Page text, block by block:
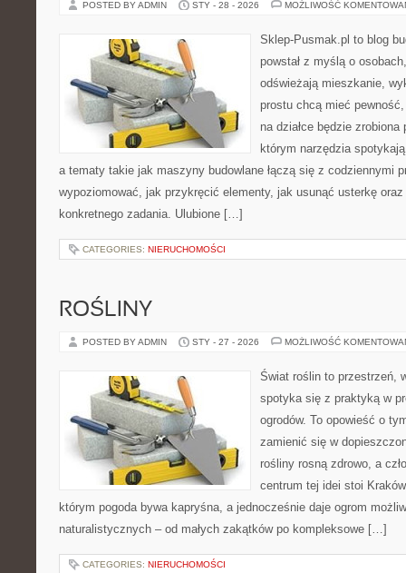
POSTED BY ADMIN STY - 28 - 2026 MOŻLIWOŚĆ
Sklep-Pusmak.pl to blog
powstał z myślą o
odświeżają mieszkanie,
prostu chcą mieć
na działce będzie
którym narzędzia
a tematy takie jak maszyny budowlane łączą się z codziennymi
wypoziomować, jak przykręcić elementy, jak usunąć usterkę oraz
konkretnego zadania. Ulubione […]
CATEGORIES: NIERUCHOMOŚCI
ROŚLINY
POSTED BY ADMIN STY - 27 - 2026 MOŻLIWOŚĆ
Świat roślin to przestrzeń,
spotyka się z praktyką w
ogrodów. To opowieść o
zamienić się w
rośliny rosną zdrowo, a
centrum tej idei stoi
którym pogoda bywa kapryśna, a jednocześnie daje ogrom
naturalistycznych – od małych zakątków po kompleksowe […]
CATEGORIES: NIERUCHOMOŚCI